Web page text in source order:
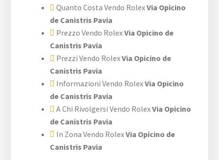
Quanto Costa Vendo RolexVia Opicino
de Canistris Pavia
Prezzo Vendo RolexVia Opicino de
Canistris Pavia
Prezzi Vendo RolexVia Opicino de
Canistris Pavia
Informazioni Vendo RolexVia Opicino
de Canistris Pavia
A Chi Rivolgersi Vendo RolexVia Opicino
de Canistris Pavia
In Zona Vendo RolexVia Opicino de
Canistris Pavia